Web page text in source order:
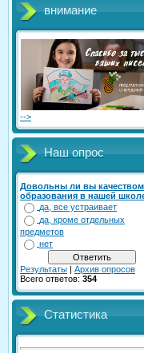
внимание
-->
Наш опрос
Довольны ли вы качеством
образования в нашей
да, все устраивает
да, кроме отдельных
предметов
нет
Результаты | Архив опросов
Всего ответов: 354
Статистика